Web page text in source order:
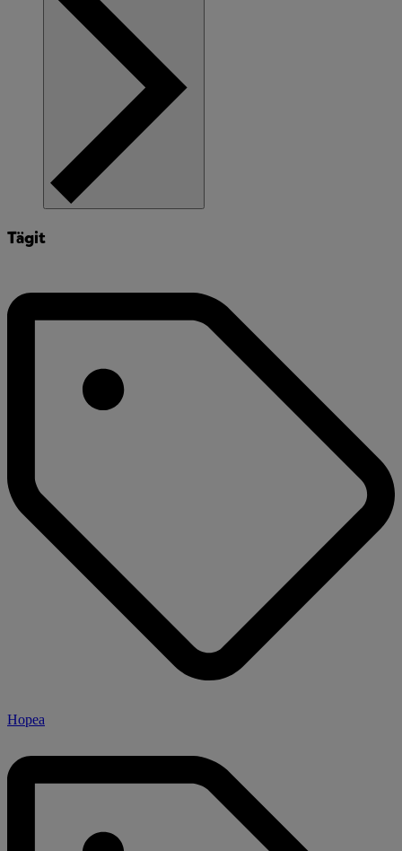
Tägit
Hopea